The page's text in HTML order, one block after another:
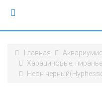
Главная
Харациновые,
Неон